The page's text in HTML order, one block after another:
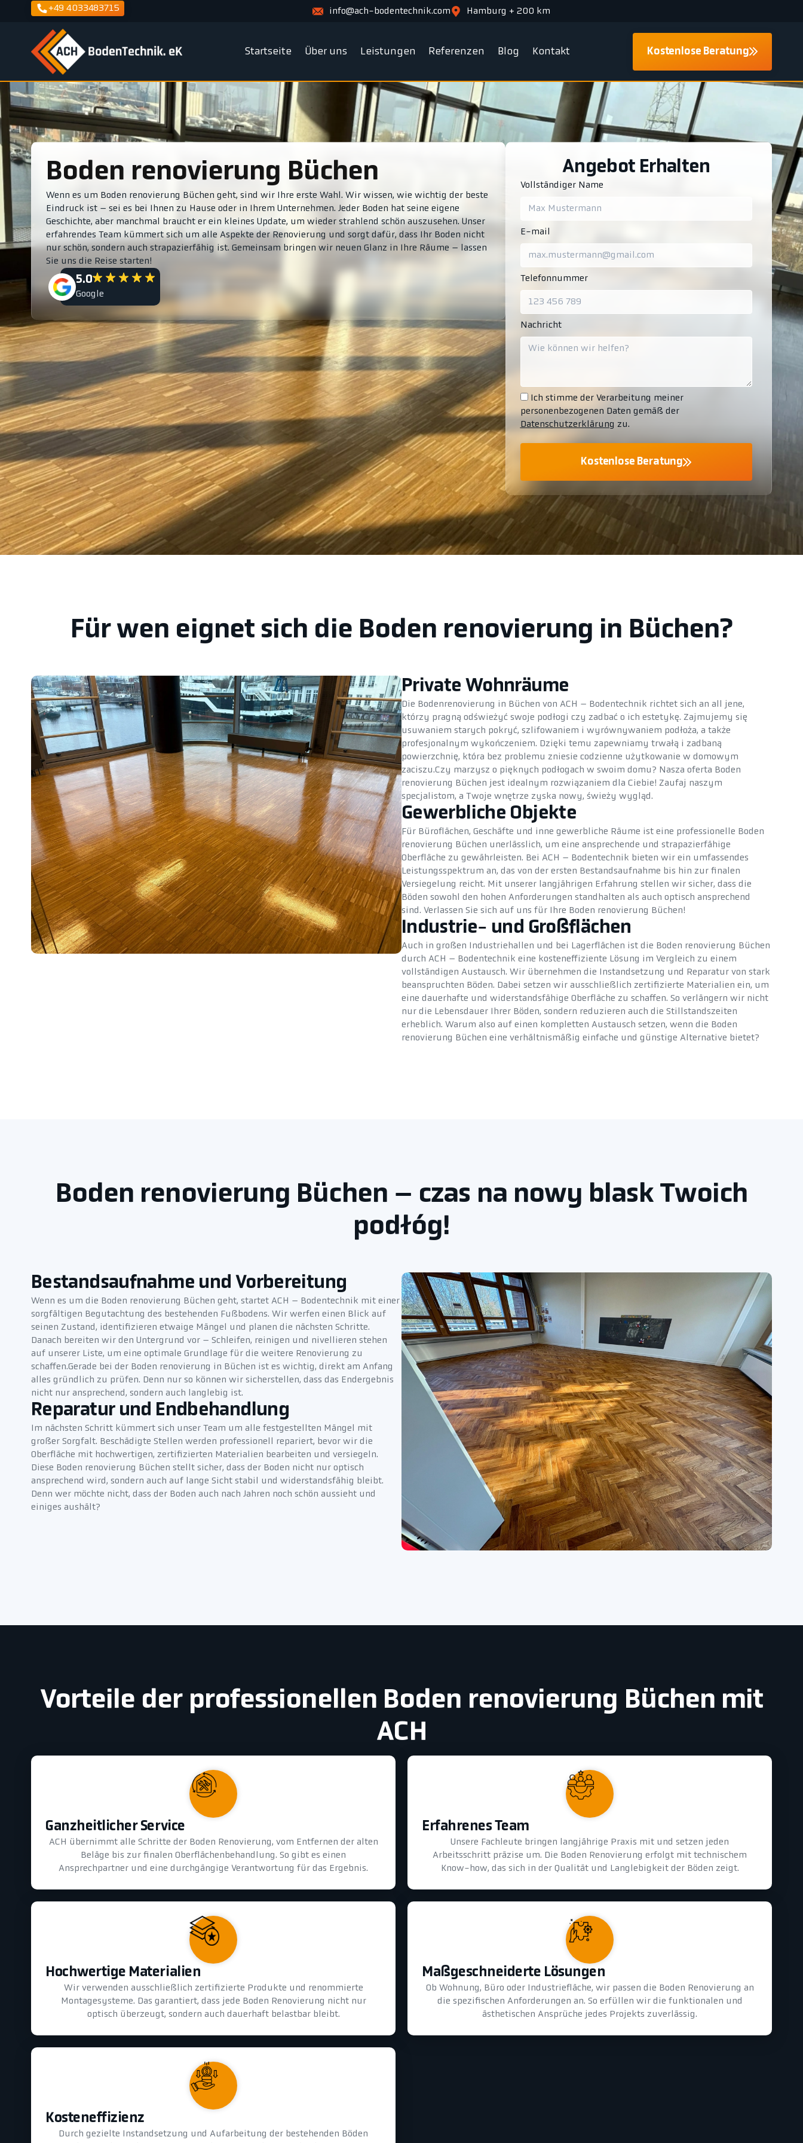
+49 4033483715 info@ach-bodentechnik.com Hamburg + 200 km
Startseite Über uns Leistungen Referenzen Blog Kontakt Kostenlose Beratung
Boden renovierung Büchen
Wenn es um Boden renovierung Büchen geht, sind wir Ihre erste Wahl. Wir wissen, wie wichtig der beste
Eindruck ist – sei es bei Ihnen zu Hause oder in Ihrem Unternehmen. Jeder Boden hat seine eigene
Geschichte, aber manchmal braucht er ein kleines Update, um wieder strahlend schön auszusehen. Unser
erfahrendes Team kümmert sich um alle Aspekte der Renovierung und sorgt dafür, dass Ihr Boden nicht
nur schön, sondern auch strapazierfähig ist. Gemeinsam bringen wir neuen Glanz in Ihre Räume – lassen
Sie uns die Reise starten!
5.0
Google
Angebot Erhalten
Vollständiger Name
E-mail
Telefonnummer
Nachricht
Ich stimme der Verarbeitung meiner
personenbezogenen Daten gemäß der
Datenschutzerklärung zu.
Kostenlose Beratung
Für wen eignet sich die Boden renovierung in Büchen?
Private Wohnräume
Die Bodenrenovierung in Büchen von ACH – Bodentechnik richtet sich an all jene,
którzy pragną odświeżyć swoje podłogi czy zadbać o ich estetykę. Zajmujemy się
usuwaniem starych pokryć, szlifowaniem i wyrównywaniem podłoża, a także
profesjonalnym wykończeniem. Dzięki temu zapewniamy trwałą i zadbaną
powierzchnię, która bez problemu zniesie codzienne użytkowanie w domowym
zaciszu.Czy marzysz o pięknych podłogach w swoim domu? Nasza oferta Boden
renovierung Büchen jest idealnym rozwiązaniem dla Ciebie! Zaufaj naszym
specjalistom, a Twoje wnętrze zyska nowy, świeży wygląd.
Gewerbliche Objekte
Für Büroflächen, Geschäfte und inne gewerbliche Räume ist eine professionelle Boden
renovierung Büchen unerlässlich, um eine ansprechende und strapazierfähige
Oberfläche zu gewährleisten. Bei ACH – Bodentechnik bieten wir ein umfassendes
Leistungsspektrum an, das von der ersten Bestandsaufnahme bis hin zur finalen
Versiegelung reicht. Mit unserer langjährigen Erfahrung stellen wir sicher, dass die
Böden sowohl den hohen Anforderungen standhalten als auch optisch ansprechend
sind. Verlassen Sie sich auf uns für Ihre Boden renovierung Büchen!
Industrie- und Großflächen
Auch in großen Industriehallen und bei Lagerflächen ist die Boden renovierung Büchen
durch ACH – Bodentechnik eine kosteneffiziente Lösung im Vergleich zu einem
vollständigen Austausch. Wir übernehmen die Instandsetzung und Reparatur von stark
beanspruchten Böden. Dabei setzen wir ausschließlich zertifizierte Materialien ein, um
eine dauerhafte und widerstandsfähige Oberfläche zu schaffen. So verlängern wir nicht
nur die Lebensdauer Ihrer Böden, sondern reduzieren auch die Stillstandszeiten
erheblich. Warum also auf einen kompletten Austausch setzen, wenn die Boden
renovierung Büchen eine verhältnismäßig einfache und günstige Alternative bietet?
Boden renovierung Büchen – czas na nowy blask Twoich
podłóg!
Bestandsaufnahme und Vorbereitung
Wenn es um die Boden renovierung Büchen geht, startet ACH – Bodentechnik mit einer
sorgfältigen Begutachtung des bestehenden Fußbodens. Wir werfen einen Blick auf
seinen Zustand, identifizieren etwaige Mängel und planen die nächsten Schritte.
Danach bereiten wir den Untergrund vor – Schleifen, reinigen und nivellieren stehen
auf unserer Liste, um eine optimale Grundlage für die weitere Renovierung zu
schaffen.Gerade bei der Boden renovierung in Büchen ist es wichtig, direkt am Anfang
alles gründlich zu prüfen. Denn nur so können wir sicherstellen, dass das Endergebnis
nicht nur ansprechend, sondern auch langlebig ist.
Reparatur und Endbehandlung
Im nächsten Schritt kümmert sich unser Team um alle festgestellten Mängel mit
großer Sorgfalt. Beschädigte Stellen werden professionell repariert, bevor wir die
Oberfläche mit hochwertigen, zertifizierten Materialien bearbeiten und versiegeln.
Diese Boden renovierung Büchen stellt sicher, dass der Boden nicht nur optisch
ansprechend wird, sondern auch auf lange Sicht stabil und widerstandsfähig bleibt.
Denn wer möchte nicht, dass der Boden auch nach Jahren noch schön aussieht und
einiges aushält?
Vorteile der professionellen Boden renovierung Büchen mit
ACH
Ganzheitlicher Service
ACH übernimmt alle Schritte der Boden Renovierung, vom Entfernen der alten
Beläge bis zur finalen Oberflächenbehandlung. So gibt es einen
Ansprechpartner und eine durchgängige Verantwortung für das Ergebnis.
Erfahrenes Team
Unsere Fachleute bringen langjährige Praxis mit und setzen jeden
Arbeitsschritt präzise um. Die Boden Renovierung erfolgt mit technischem
Know-how, das sich in der Qualität und Langlebigkeit der Böden zeigt.
Hochwertige Materialien
Wir verwenden ausschließlich zertifizierte Produkte und renommierte
Montagesysteme. Das garantiert, dass jede Boden Renovierung nicht nur
optisch überzeugt, sondern auch dauerhaft belastbar bleibt.
Maßgeschneiderte Lösungen
Ob Wohnung, Büro oder Industriefläche, wir passen die Boden Renovierung an
die spezifischen Anforderungen an. So erfüllen wir die funktionalen und
ästhetischen Ansprüche jedes Projekts zuverlässig.
Kosteneffizienz
Durch gezielte Instandsetzung und Aufarbeitung der bestehenden Böden